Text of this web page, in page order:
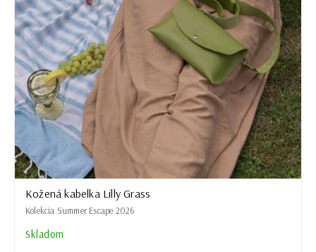
Kožená kabelka Lilly Grass
Kolekcia Summer Escape 2026
Skladom